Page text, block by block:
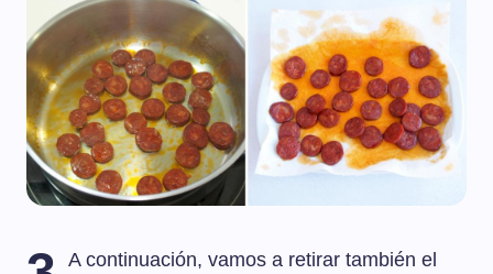
A continuación, vamos a retirar también el